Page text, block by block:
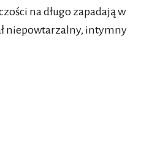
na długo zapadają w
niepowtarzalny, intymny